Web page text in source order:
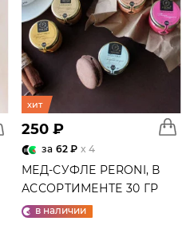
хит
250 ₽
за 62 ₽ x 4
МЕД-СУФЛЕ PERONI, В
АССОРТИМЕНТЕ 30 ГР
в наличии